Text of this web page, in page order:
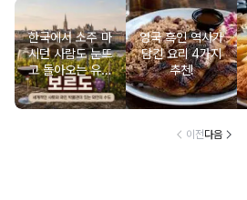
한국에서 소주 마
시던 사람도 눈뜨
고 돌아오는 유럽
와인 도시 탐방
영국 흑인 역사가
담긴 요리 4가지
추천!
이전다음